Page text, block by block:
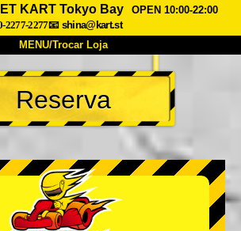
KART Tokyo Bay
OPEN 10:00-22:00
2277-2277📧 shina@kart.st
MENU/Trocar Loja
INÍCIO
Especificações Preços
Reserva
Trocar Loja
Tokyo Akihabara#1
Reserva